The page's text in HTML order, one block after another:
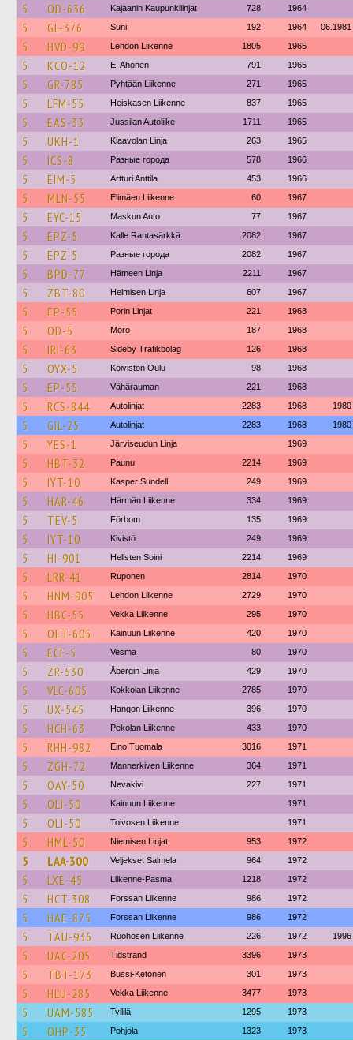
5 OD-636 Kajaanin Kaupunkilinjat 728 1964
5 GL-376 Suni 192 1964 06.1981
5 HVD-99 Lehdon Liikenne 1805 1965
5 KCO-12 E. Ahonen 791 1965
5 GR-785 Pyhtään Liikenne 271 1965
5 LFM-55 Heiskasen Liikenne 837 1965
5 EAS-33 Jussilan Autoliike 1711 1965
5 UKH-1 Klaavolan Linja 263 1965
5 ICS-8 Разные города 578 1966
5 EIM-5 Artturi Anttila 453 1966
5 MLN-55 Elimäen Liikenne 60 1967
5 EYC-15 Maskun Auto 77 1967
5 EPZ-5 Kalle Rantasärkkä 2082 1967
5 EPZ-5 Разные города 2082 1967
5 BPD-77 Hämeen Linja 2211 1967
5 ZBT-80 Helmisen Linja 607 1967
5 EP-55 Porin Linjat 221 1968
5 OD-5 Mörö 187 1968
5 IRI-63 Sideby Trafikbolag 126 1968
5 OYX-5 Koiviston Oulu 98 1968
5 EP-55 Vähärauman 221 1968
5 RCS-844 Autolinjat 2283 1968 1980
5 GIL-25 Autolinjat 2283 1968 1980
5 YES-1 Järviseudun Linja 1969
5 HBT-32 Paunu 2214 1969
5 IYT-10 Kasper Sundell 249 1969
5 HAR-46 Härmän Liikenne 334 1969
5 TEV-5 Förbom 135 1969
5 IYT-10 Kivistö 249 1969
5 HI-901 Hellsten Soini 2214 1969
5 LRR-41 Ruponen 2814 1970
5 HNM-905 Lehdon Liikenne 2729 1970
5 HBC-55 Vekka Liikenne 295 1970
5 OET-605 Kainuun Liikenne 420 1970
5 ECF-5 Vesma 80 1970
5 ZR-530 Åbergin Linja 429 1970
5 VLC-605 Kokkolan Liikenne 2785 1970
5 UX-545 Hangon Liikenne 396 1970
5 HCH-63 Pekolan Liikenne 433 1970
5 RHH-982 Eino Tuomala 3016 1971
5 ZGH-72 Mannerkiven Liikenne 364 1971
5 OAY-50 Nevakivi 227 1971
5 OLI-50 Kainuun Liikenne 1971
5 OLI-50 Toivosen Liikenne 1971
5 HML-50 Niemisen Linjat 953 1972
5 LAA-300 Veljekset Salmela 964 1972
5 LXE-45 Liikenne-Pasma 1218 1972
5 HCT-308 Forssan Liikenne 986 1972
5 HAE-875 Forssan Liikenne 986 1972
5 TAU-936 Ruohosen Liikenne 226 1972 1996
5 UAC-205 Tidstrand 3396 1973
5 TBT-173 Bussi-Ketonen 301 1973
5 HLU-285 Vekka Liikenne 3477 1973
5 UAM-585 Tyllilä 1295 1973
5 OHP-35 Pohjola 1323 1973